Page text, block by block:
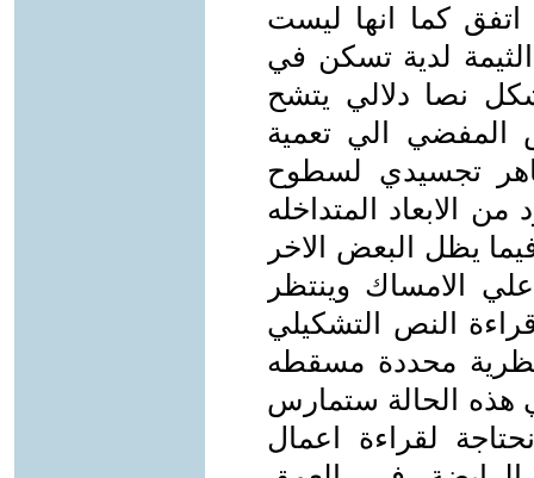
كما انها ليست
لدية تسكن في
نصا دلالي يتشح
المفضي الي تعمية
تجسيدي لسطوح
المتداخله
يظل البعض الاخر
الامساك وينتظر
النص التشكيلي
نظرية محددة مسقطه
هذه الحالة ستمارس
لقراءة اعمال